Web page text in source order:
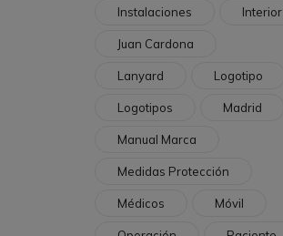
Instalaciones Interior
Juan Cardona
Lanyard Logotipo
Logotipos Madrid
Manual Marca
Medidas Protección
Médicos Móvil